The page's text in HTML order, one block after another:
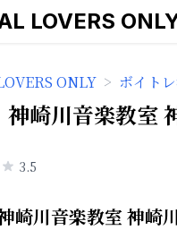
LOVERS
ONLY > ボイト
神崎川音楽教室
3.5
崎川音楽教室 神崎